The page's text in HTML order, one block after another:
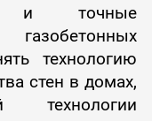
и точные
газобетонных
технологию
стен в домах,